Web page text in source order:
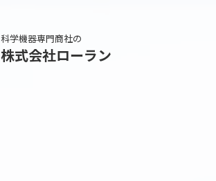
科学機器専門商社の
株式会社ローラン